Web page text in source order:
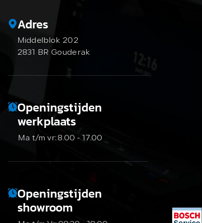
Adres
Middelblok 202
2831 BR Gouderak
Openingstijden
werkplaats
Ma t/m vr:8.00 - 17.00
Openingstijden
showroom